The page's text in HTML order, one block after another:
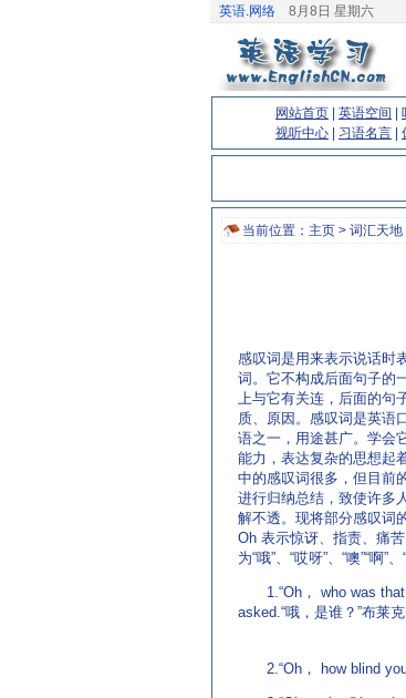
英语.网络 8月8日 星期六
网站首页 英语空间
视听中心
习语名言
当前位置： 主页 > 词汇天地
感叹词是用来表示说话时
词。它不构成后面句子的
上与它有关连，后面的句
质、原因。感叹词是英语
语之一，用途甚广。学会
能力，表达复杂的思想起
中的感叹词很多，但目前
进行归纳总结，致使许多
解不透。现将部分感叹词
Oh 表示惊讶、指责、痛
为“哦”、“哎呀”、“噢”“啊”、
1.“Oh， who was that
asked.“哦，是谁？”布莱
2.“Oh， how blind you